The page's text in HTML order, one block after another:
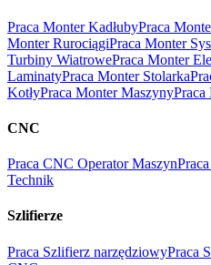
Praca Monter KadłubyPraca
Monter RurociągiPraca Monter
Turbiny WiatrowePraca Monter
LaminatyPraca Monter Stolarka
KotłyPraca Monter MaszynyPraca
CNC
Praca CNC Operator Maszyn
Technik
Szlifierze
Praca Szlifierz narzędziowyPraca